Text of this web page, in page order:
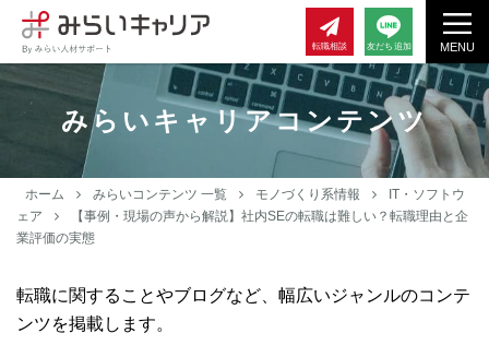
MENU
転職相談 友だち追加
みらいキャリアコンテンツ
ホーム みらいコンテンツ 一覧 モノづくり系情報
IT・ソフトウ
ェア
【事例・現場の声から解説】社内SEの転職は難しい？転職理由と企
業評価の実態
転職に関することやブログなど、幅広いジャンルのコンテ
ンツを掲載します。